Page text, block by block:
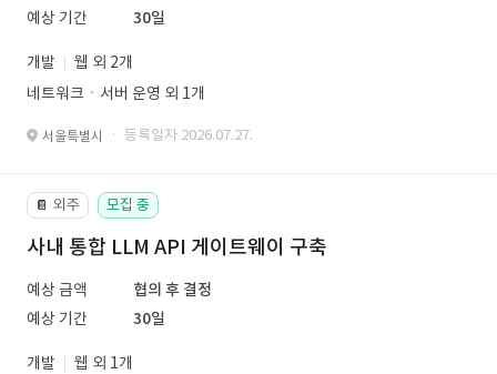
예상 기간
30일
개발
웹 외 2개
네트워크ㆍ서버 운영 외 1개
서울특별시 · 등록일자 2026.07.27.
📔 외주 모집 중
사내 통합 LLM API 게이트웨이 구축
예상 금액
협의 후 결정
예상 기간
30일
개발
웹 외 1개